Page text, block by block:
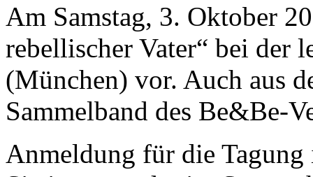
Am Samstag, 3. Oktober
rebellischer Vater“ bei der
(München) vor. Auch aus
Sammelband des Be&Be-
Anmeldung für die